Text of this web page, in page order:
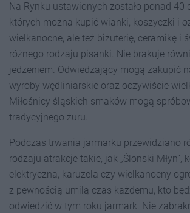
Na Rynku ustawionych zostało ponad 40
których można kupić wianki, koszyczki i
wielkanocne, ale też biżuterię, ceramikę i
różnego rodzaju pisanki. Nie brakuje
jedzeniem. Odwiedzający mogą zakupić
wyroby wędliniarskie oraz oczywiście
Miłośnicy śląskich smaków mogą
tradycyjnego żuru.
Podczas trwania jarmarku przewidziano
rodzaju atrakcje takie, jak „Ślonski Młyn”,
elektryczna, karuzela czy wielkanocny
z pewnością umilą czas każdemu, kto
odwiedzić w tym roku jarmark. Nie